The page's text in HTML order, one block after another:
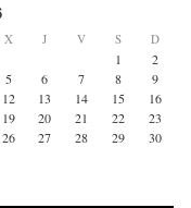
X J V S D
1
2
5 6 7 8
9
12 13 14 15
16
19 20 21 22
23
26 27 28 29
30